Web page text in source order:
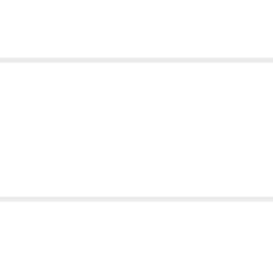
در ساخت این محصول به منظور ایجاد تعادل و همگام سازی پوست، این کرم
میماند